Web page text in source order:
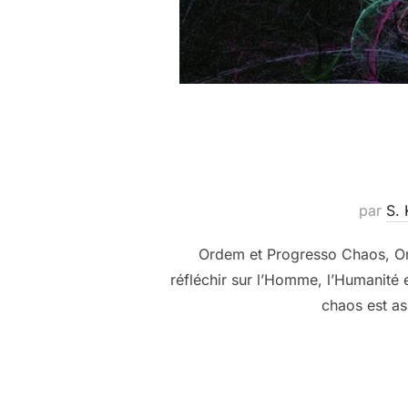
par S.
Ordem et Progresso Chaos,
réfléchir sur l’Homme,
chaos est